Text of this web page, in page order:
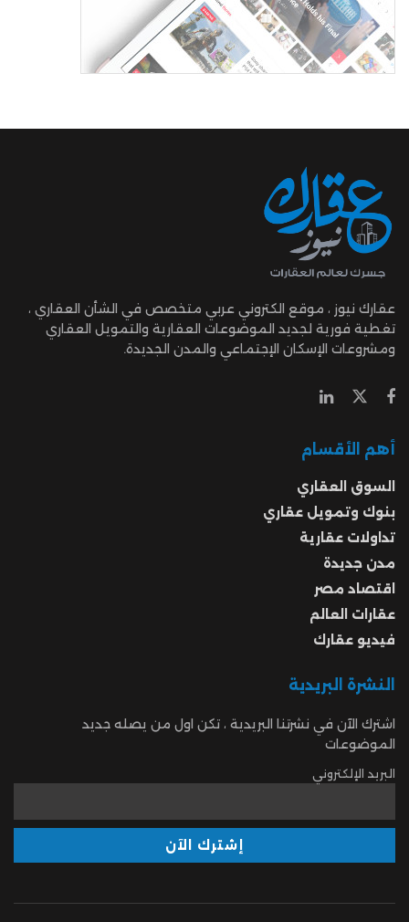
عقارك نيوز ، موقع الكتروني عربي متخصص في الشأن العقاري ،
تغطية فورية لجديد الموضوعات العقارية والتمويل العقاري
ومشروعات الإسكان الإجتماعي والمدن الجديدة.
أهم الأقسام
السوق العقاري
بنوك وتمويل عقاري
تداولات عقارية
مدن جديدة
اقتصاد مصر
عقارات العالم
فيديو عقارك
النشرة البريدية
اشترك الآن في نشرتنا البريدية ، تكن اول من يصله جديد
الموضوعات
البريد الإلكتروني